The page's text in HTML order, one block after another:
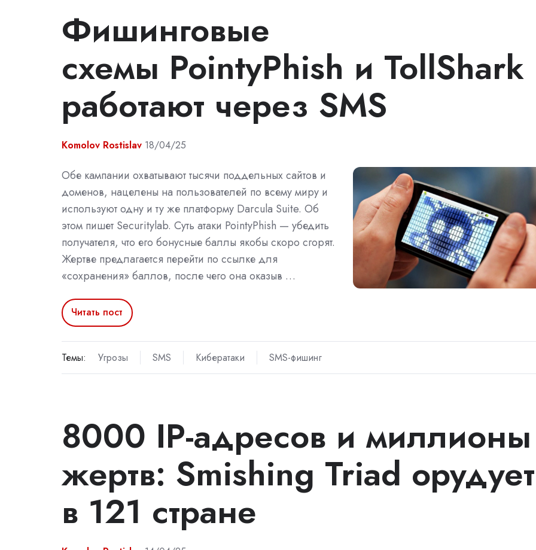
Фишинговые
схемы PointyPhish и TollShark
работают через SMS
Komolov Rostislav 18/04/25
Обе кампании охватывают тысячи поддельных сайтов и
доменов, нацелены на пользователей по всему миру и
используют одну и ту же платформу Darcula Suite. Об
этом пишет Securitylab. Суть атаки PointyPhish — убедить
получателя, что его бонусные баллы якобы скоро сгорят.
Жертве предлагается перейти по ссылке для
«сохранения» баллов, после чего она оказыв …
Читать пост
Темы: Угрозы SMS Кибератаки SMS-фишинг
8000 IP-адресов и миллионы
жертв: Smishing Triad орудует
в 121 стране